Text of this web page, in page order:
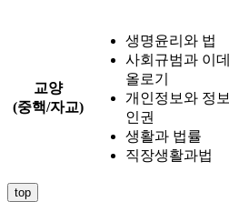
교양
(중핵/자교)
생명윤리와 법
사회규범과 이데
올로기
개인정보와 정보
인권
생활과 법률
직장생활과법
top